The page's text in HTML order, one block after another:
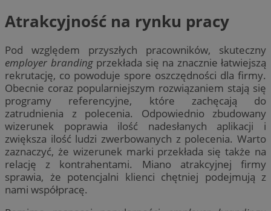
Atrakcyjność na rynku pracy
Pod względem przyszłych pracowników, skuteczny
employer brandingprzekłada się na znacznie łatwiejszą
rekrutację, co powoduje spore oszczędności dla firmy.
Obecnie coraz popularniejszym rozwiązaniem stają się
programy referencyjne, które zachęcają do
zatrudnienia z polecenia. Odpowiednio zbudowany
wizerunek poprawia ilość nadesłanych aplikacji i
zwiększa ilość ludzi zwerbowanych z polecenia. Warto
zaznaczyć, że wizerunek marki przekłada się także na
relację z kontrahentami. Miano atrakcyjnej firmy
sprawia, że potencjalni klienci chętniej podejmują z
nami współpracę.